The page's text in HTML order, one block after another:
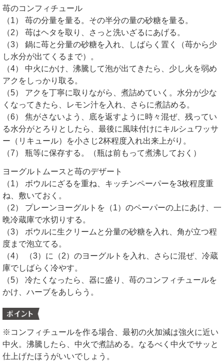
苺のコンフィチュール
（1） 苺の分量を量る。その半分の量の砂糖を量る。
（2） 苺はヘタを取り、さっと洗いざるにあげる。
（3） 鍋に苺と分量の砂糖を入れ、しばらく置く（苺から少
し水分が出てくるまで）。
（4） 中火にかけ、沸騰して泡が出てきたら、少し火を弱め
アクをしっかり取る。
（5） アクを丁寧に取りながら、煮詰めていく。水分が少な
くなってきたら、レモン汁を入れ、さらに煮詰める。
（6） 焦がさないよう、底を返すように時々混ぜ、残ってい
る水分がとろりとしたら、最後に風味付けにキルシュワッサ
ー（リキュール）を小さじ2杯程度入れ出来上がり。
（7） 瓶等に保存する。（瓶は前もって煮沸しておく）
ヨーグルトムースと苺のデザート
（1） ボウルにざるを重ね、キッチンペーパーを3枚程度重
ね、敷いておく。
（2） プレーンヨーグルトを（1）のペーパーの上にあけ、一
晩冷蔵庫で水切りする。
（3） ボウルに生クリームと分量の砂糖を入れ、角が立つ程
度まで泡立てる。
（4） （3）に（2）のヨーグルトを入れ、さらに混ぜ、冷蔵
庫でしばらく冷やす。
（5） 冷たくなったら、器に盛り、苺のコンフィチュールを
かけ、ハーブをあしらう。
※コンフィチュールを作る場合、最初の火加減は強火に近い
中火。沸騰したら、中火で煮詰める。なるべく中火でサッと
仕上げたほうがいいでしょう。